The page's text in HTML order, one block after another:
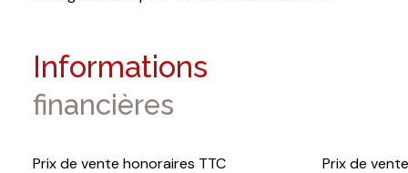
Informations
financières
Prix de vente honoraires TTC
Prix de